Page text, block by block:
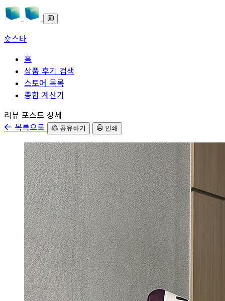
숏스타
홈
상품 후기 검색
스토어 목록
종합 계산기
본문으로 바로가기
리뷰 포스트 상세
목록으로
공유하기 인쇄